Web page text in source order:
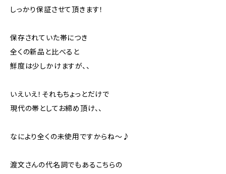
しっかり保証させて頂きます！
保存されていた帯につき
全くの新品と比べると
鮮度は少しかけますが、、
いえいえ！それもちょっとだけで
現代の帯としてお締め頂け、、
なにより全くの未使用ですからね～♪
渡文さんの代名詞でもあるこちらの